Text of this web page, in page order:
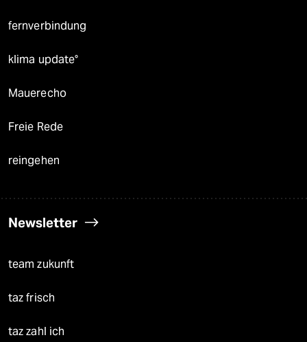
fernverbindung
klima update°
Mauerecho
Freie Rede
reingehen
Newsletter
team zukunft
taz frisch
taz zahl ich